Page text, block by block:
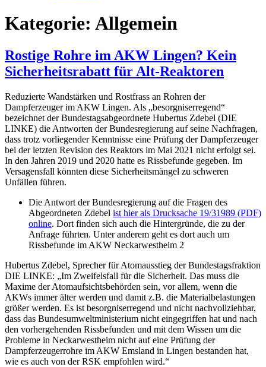
Kategorie: Allgemein
Rostige Rohre im AKW Lingen? Kein
Sicherheitsrabatt für Alt-Reaktoren
Reduzierte Wandstärken und Rostfrass an Rohren der
Dampferzeuger im AKW Lingen. Als „besorgniserregend“
bezeichnet der Bundestagsabgeordnete Hubertus Zdebel (DIE
LINKE) die Antworten der Bundesregierung auf seine Nachfragen,
dass trotz vorliegender Kenntnisse eine Prüfung der Dampferzeuger
bei der letzten Revision des Reaktors im Mai 2021 nicht erfolgt sei.
In den Jahren 2019 und 2020 hatte es Rissbefunde gegeben. Im
Versagensfall könnten diese Sicherheitsmängel zu schweren
Unfällen führen.
Die Antwort der Bundesregierung auf die Fragen des
Abgeordneten Zdebel ist hier als Drucksache 19/31989 (PDF)
online. Dort finden sich auch die Hintergründe, die zu der
Anfrage führten. Unter anderem geht es dort auch um
Rissbefunde im AKW Neckarwestheim 2
Hubertus Zdebel, Sprecher für Atomausstieg der Bundestagsfraktion
DIE LINKE: „Im Zweifelsfall für die Sicherheit. Das muss die
Maxime der Atomaufsichtsbehörden sein, vor allem, wenn die
AKWs immer älter werden und damit z.B. die Materialbelastungen
größer werden. Es ist besorgniserregend und nicht nachvollziehbar,
dass das Bundesumweltministerium nicht eingegriffen hat und nach
den vorhergehenden Rissbefunden und mit dem Wissen um die
Probleme in Neckarwestheim nicht auf eine Prüfung der
Dampferzeugerrohre im AKW Emsland in Lingen bestanden hat,
wie es auch von der RSK empfohlen wird.“